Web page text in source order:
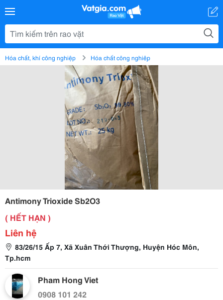
Hóa chất, khí công nghiệp Hóa chất công nghiệp
Antimony Trioxide Sb2O3
( HẾT HẠN )
Liên hệ
83/26/15 Ấp 7, Xã Xuân Thới Thượng, Huyện Hóc Môn,
Tp.hcm
Pham Hong Viet
0908 101 242